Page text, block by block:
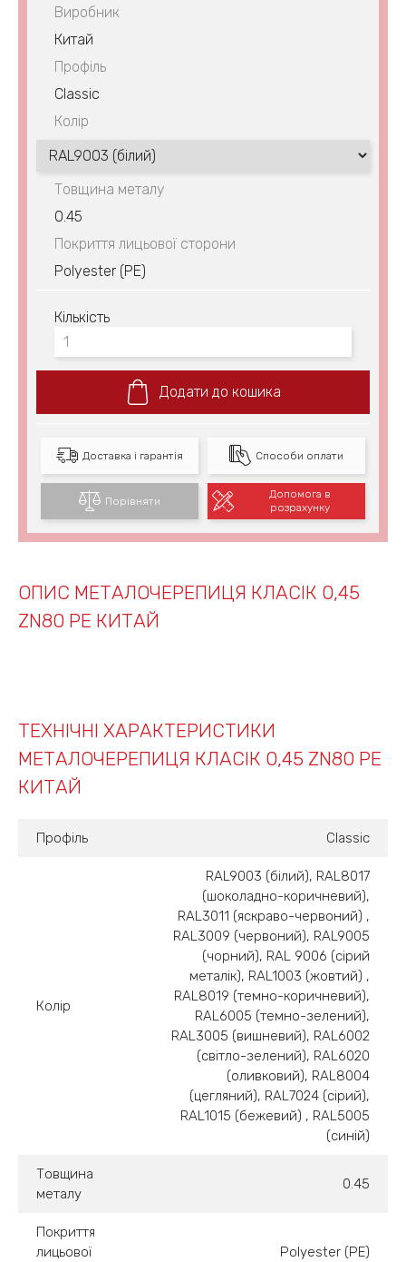
Виробник
Китай
Профіль
Classic
Колір
Товщина металу
0.45
Покриття лицьової сторони
Polyester (PE)
Кількість
Додати до кошика
Доставка і гарантія Способи оплати
Порівняти
Допомога в
розрахунку
ОПИС МЕТАЛОЧЕРЕПИЦЯ КЛАСІК 0,45
ZN80 PE КИТАЙ
ТЕХНІЧНІ ХАРАКТЕРИСТИКИ
МЕТАЛОЧЕРЕПИЦЯ КЛАСІК 0,45 ZN80 PE
КИТАЙ
Профіль Classic
Колір
RAL9003 (білий), RAL8017
(шоколадно-коричневий),
RAL3011 (яскраво-червоний) ,
RAL3009 (червоний), RAL9005
(чорний), RAL 9006 (сірий
металік), RAL1003 (жовтий) ,
RAL8019 (темно-коричневий),
RAL6005 (темно-зелений),
RAL3005 (вишневий), RAL6002
(світло-зелений), RAL6020
(оливковий), RAL8004
(цегляний), RAL7024 (сірий),
RAL1015 (бежевий) , RAL5005
(синій)
Товщина
металу
0.45
Покриття
лицьової
Polyester (PE)